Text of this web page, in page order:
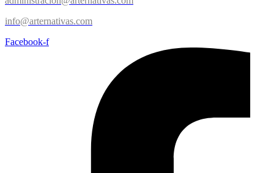
info@arternativas.com
Facebook-f